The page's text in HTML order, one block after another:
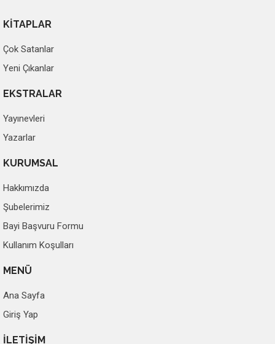
KİTAPLAR
Çok Satanlar
Yeni Çıkanlar
EKSTRALAR
Yayınevleri
Yazarlar
KURUMSAL
Hakkımızda
Şubelerimiz
Bayi Başvuru Formu
Kullanım Koşulları
MENÜ
Ana Sayfa
Giriş Yap
İLETİŞİM